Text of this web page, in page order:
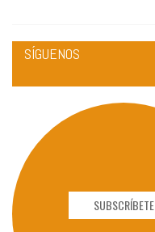
SÍGUENOS
SUBSCRÍBETE